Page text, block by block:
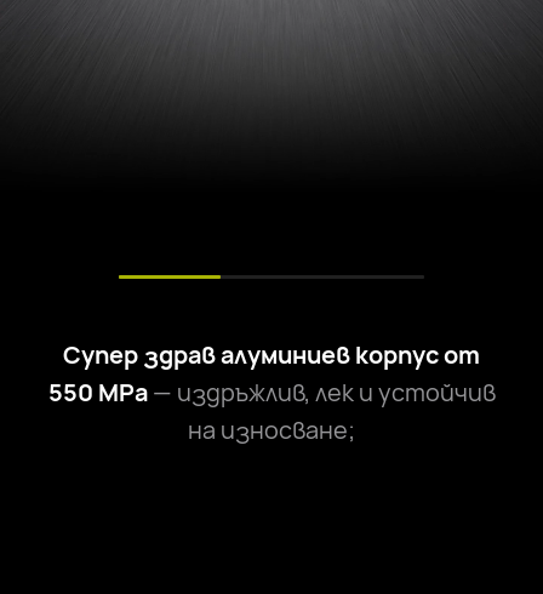
Супер здрав алуминиев корпус от
550 MPa— издръжлив, лек и устойчив
на износване;